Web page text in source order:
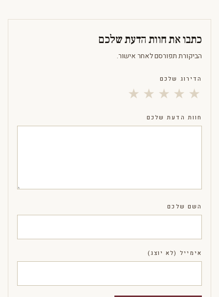
כתבו את חוות הדעת שלכם
הביקורת תפורסם לאחר אישור.
הדירוג שלכם
★ ★ ★ ★ ★
חוות הדעת שלכם
השם שלכם
אימייל (לא יוצג)